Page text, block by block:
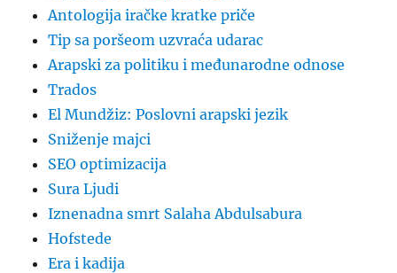
Antologija iračke kratke priče
Tip sa poršeom uzvraća udarac
Arapski za politiku i međunarodne odnose
Trados
El Mundžiz: Poslovni arapski jezik
Sniženje majci
SEO optimizacija
Sura Ljudi
Iznenadna smrt Salaha Abdulsabura
Hofstede
Era i kadija